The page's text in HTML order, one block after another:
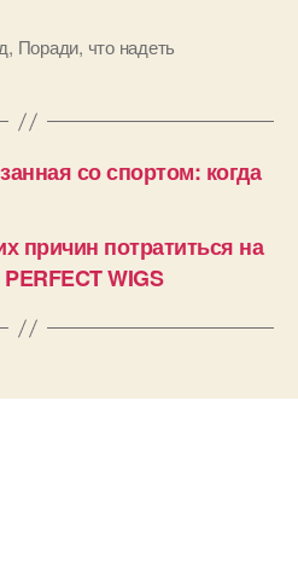
, Поради, что надеть
со спортом: когда
причин потратиться на
WIGS